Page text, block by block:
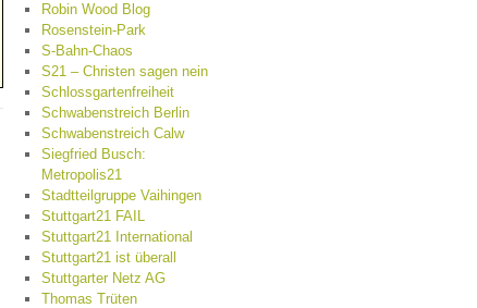
Robin Wood Blog
Rosenstein-Park
S-Bahn-Chaos
S21 – Christen sagen nein
Schlossgartenfreiheit
Schwabenstreich Berlin
Schwabenstreich Calw
Siegfried Busch:
Metropolis21
Stadtteilgruppe Vaihingen
Stuttgart21 FAIL
Stuttgart21 International
Stuttgart21 ist überall
Stuttgarter Netz AG
Thomas Trüten